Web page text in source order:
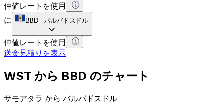
仲値レートを使用
に
BBD - バルバドスドル
仲値レートを使用
送金見積りを表示
WST から BBD のチャート
サモアタラ から バルバドスドル